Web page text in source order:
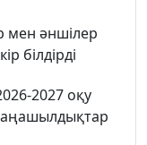
мен әншілер
білдірді
2027 оқу